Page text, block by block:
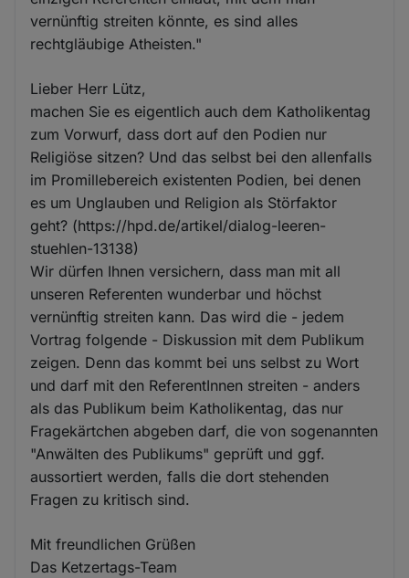
vernünftig streiten könnte, es sind alles
rechtgläubige Atheisten."
Lieber Herr Lütz,
machen Sie es eigentlich auch dem Katholikentag
zum Vorwurf, dass dort auf den Podien nur
Religiöse sitzen? Und das selbst bei den allenfalls
im Promillebereich existenten Podien, bei denen
es um Unglauben und Religion als Störfaktor
geht? (https://hpd.de/artikel/dialog-leeren-
stuehlen-13138)
Wir dürfen Ihnen versichern, dass man mit all
unseren Referenten wunderbar und höchst
vernünftig streiten kann. Das wird die - jedem
Vortrag folgende - Diskussion mit dem Publikum
zeigen. Denn das kommt bei uns selbst zu Wort
und darf mit den ReferentInnen streiten - anders
als das Publikum beim Katholikentag, das nur
Fragekärtchen abgeben darf, die von sogenannten
"Anwälten des Publikums" geprüft und ggf.
aussortiert werden, falls die dort stehenden
Fragen zu kritisch sind.
Mit freundlichen Grüßen
Das Ketzertags-Team